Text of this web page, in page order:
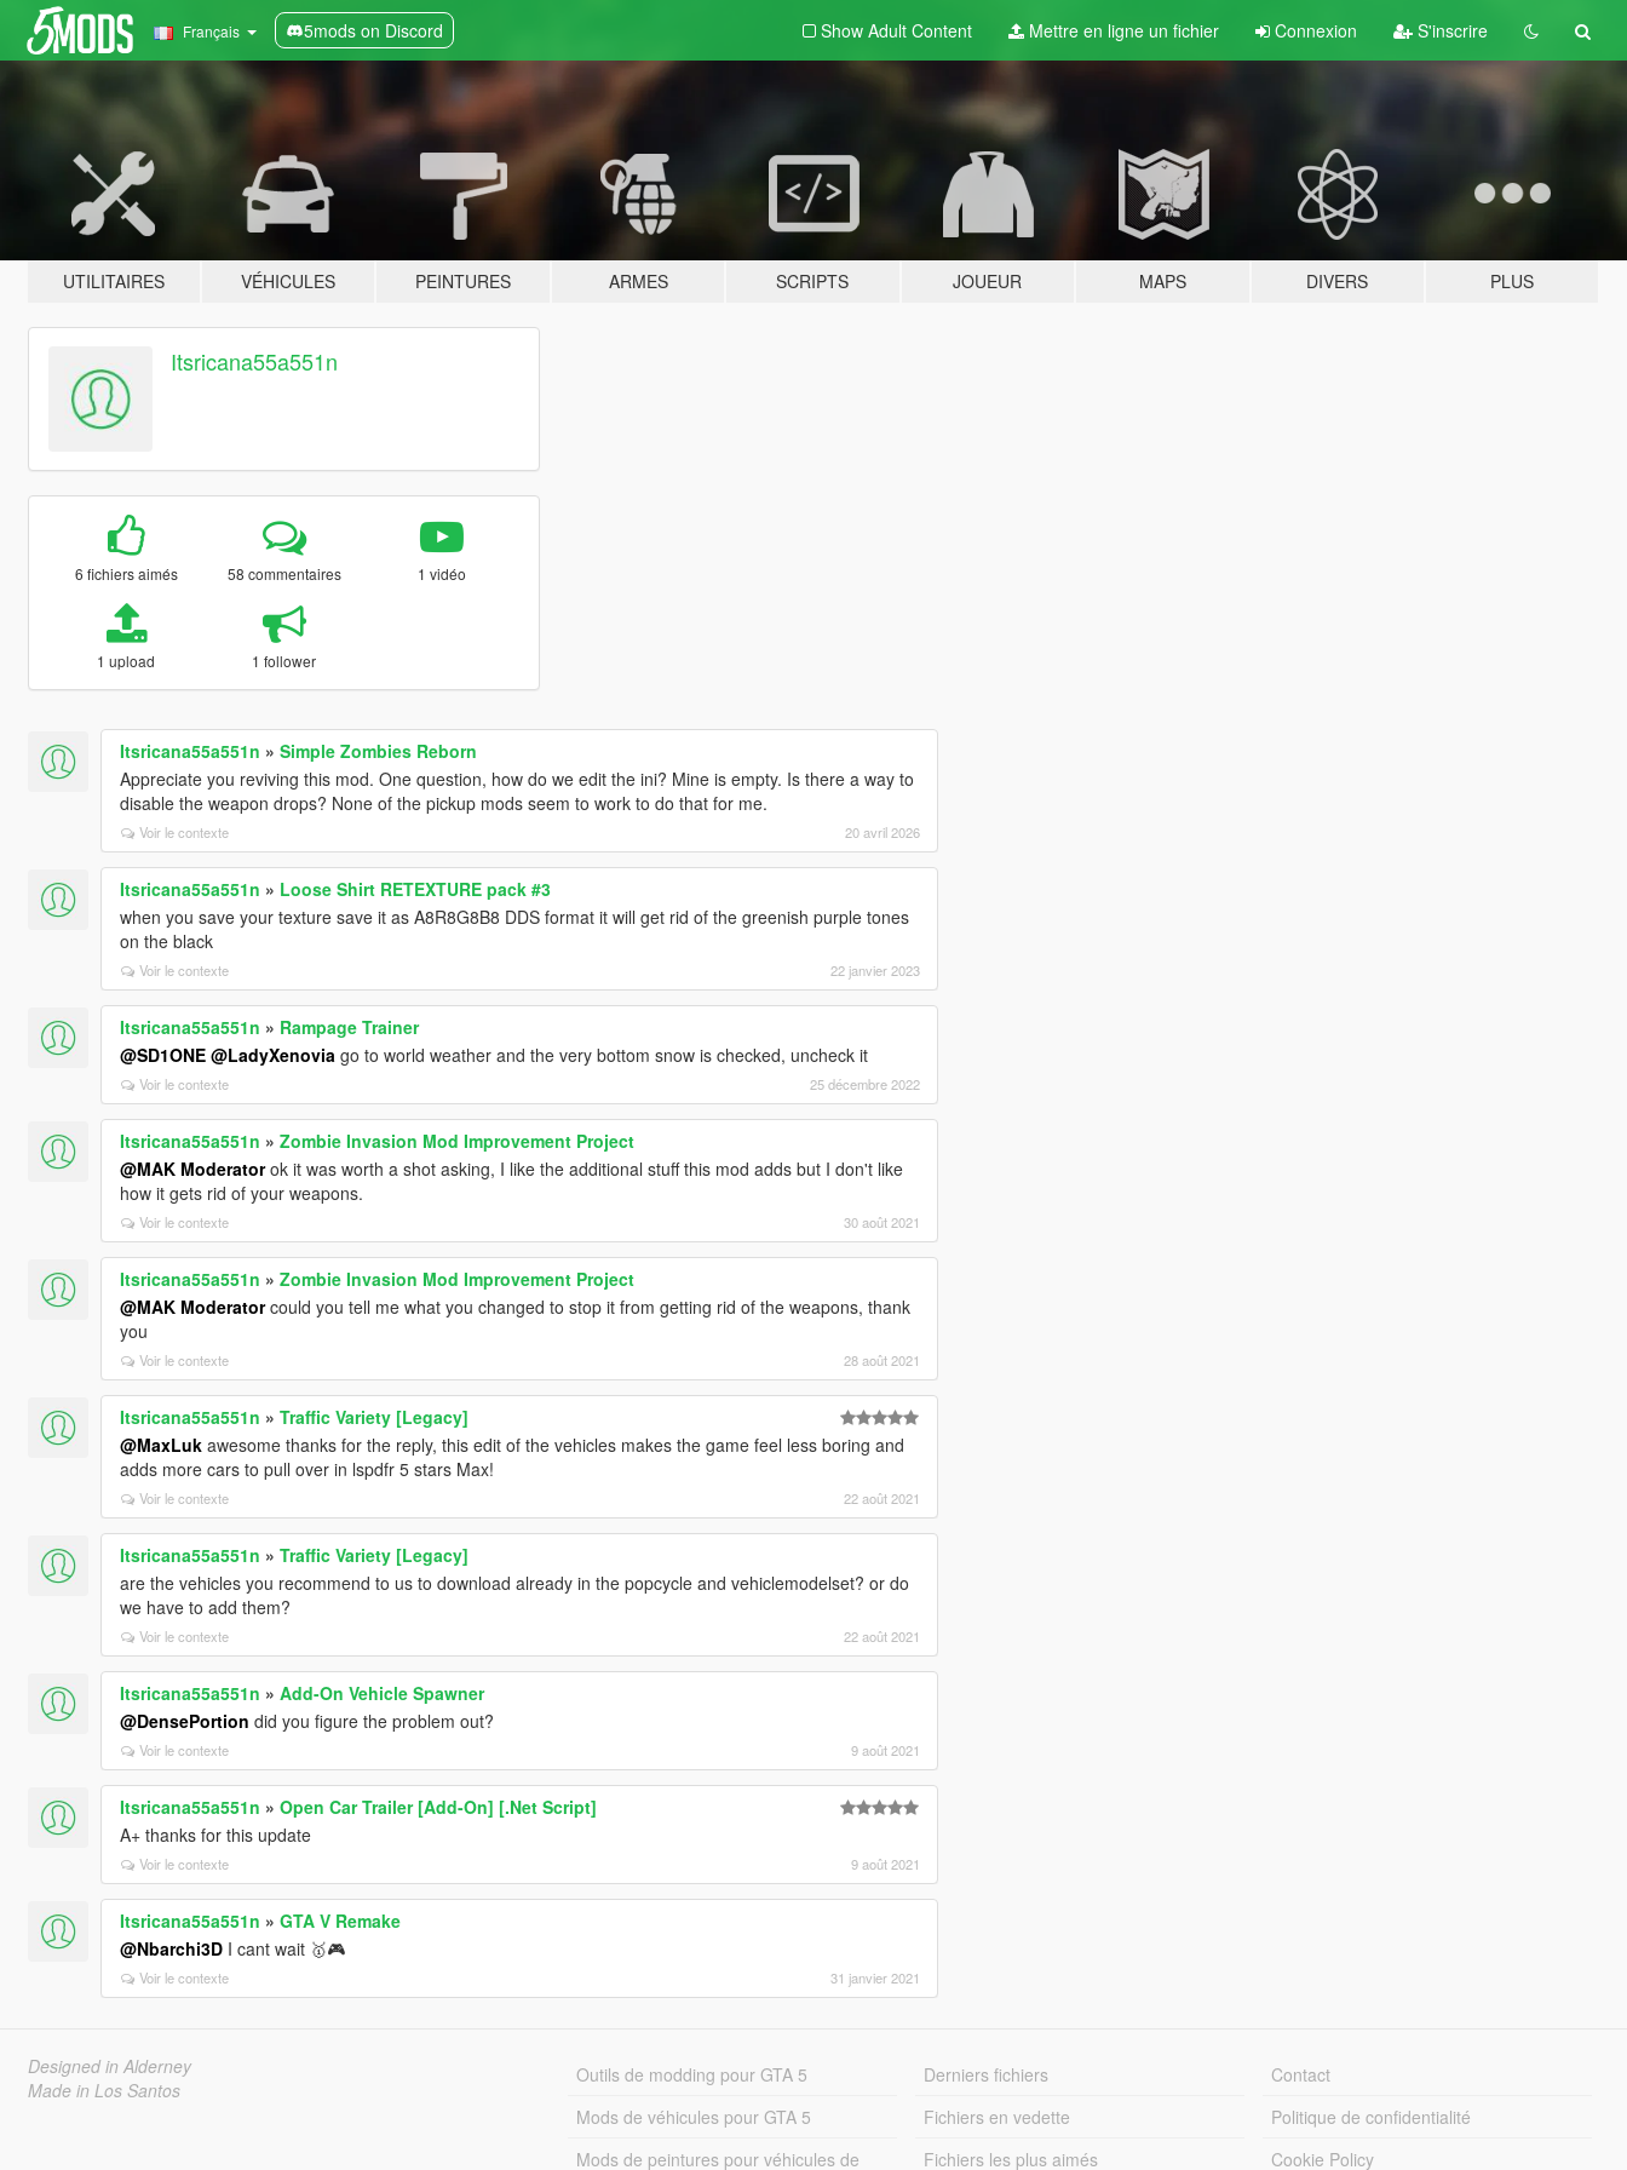
Français 5mods on Discord Show Adult Content Mettre en ligne un fichier Connexion S'inscrire
UTILITAIRES VÉHICULES PEINTURES ARMES SCRIPTS JOUEUR MAPS DIVERS PLUS
Itsricana55a551n
6 fichiers aimés 58 commentaires 1 vidéo
1 upload 1 follower
Itsricana55a551n » Simple Zombies Reborn
Appreciate you reviving this mod. One question, how do we edit the ini? Mine is empty. Is there a way to
disable the weapon drops? None of the pickup mods seem to work to do that for me.
Voir le contexte 20 avril 2026
Itsricana55a551n » Loose Shirt RETEXTURE pack #3
when you save your texture save it as A8R8G8B8 DDS format it will get rid of the greenish purple tones
on the black
Voir le contexte 22 janvier 2023
Itsricana55a551n » Rampage Trainer
@SD1ONE @LadyXenovia go to world weather and the very bottom snow is checked, uncheck it
Voir le contexte 25 décembre 2022
Itsricana55a551n » Zombie Invasion Mod Improvement Project
@MAK Moderatorok it was worth a shot asking, I like the additional stuff this mod adds but I don't like
how it gets rid of your weapons.
Voir le contexte 30 août 2021
Itsricana55a551n » Zombie Invasion Mod Improvement Project
@MAK Moderatorcould you tell me what you changed to stop it from getting rid of the weapons, thank
you
Voir le contexte 28 août 2021
Itsricana55a551n » Traffic Variety [Legacy]
@MaxLukawesome thanks for the reply, this edit of the vehicles makes the game feel less boring and
adds more cars to pull over in lspdfr 5 stars Max!
Voir le contexte 22 août 2021
Itsricana55a551n » Traffic Variety [Legacy]
are the vehicles you recommend to us to download already in the popcycle and vehiclemodelset? or do
we have to add them?
Voir le contexte 22 août 2021
Itsricana55a551n » Add-On Vehicle Spawner
@DensePortion did you figure the problem out?
Voir le contexte 9 août 2021
Itsricana55a551n » Open Car Trailer [Add-On] [.Net Script]
A+ thanks for this update
Voir le contexte 9 août 2021
Itsricana55a551n » GTA V Remake
@Nbarchi3DI cant wait 🥇🎮
Voir le contexte 31 janvier 2021
Designed in Alderney
Made in Los Santos
Outils de modding pour GTA 5
Mods de véhicules pour GTA 5
Mods de peintures pour véhicules de
Derniers fichiers
Fichiers en vedette
Fichiers les plus aimés
Contact
Politique de confidentialité
Cookie Policy